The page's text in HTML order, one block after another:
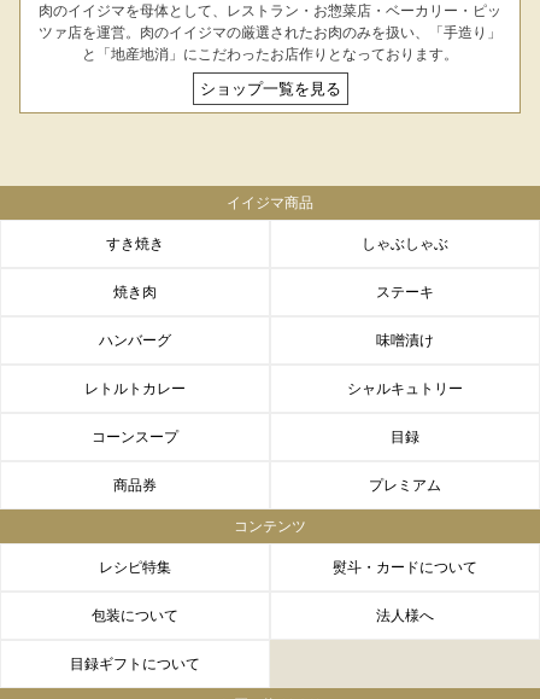
肉のイイジマを母体として、レストラン・お惣菜店・ベーカリー・ピッ
ツァ店を運営。肉のイイジマの厳選されたお肉のみを扱い、「手造り」
と「地産地消」にこだわったお店作りとなっております。
ショップ一覧を見る
イイジマ商品
すき焼き しゃぶしゃぶ
焼き肉 ステーキ
ハンバーグ 味噌漬け
レトルトカレー シャルキュトリー
コーンスープ 目録
商品券 プレミアム
コンテンツ
レシピ特集 熨斗・カードについて
包装について 法人様へ
目録ギフトについて